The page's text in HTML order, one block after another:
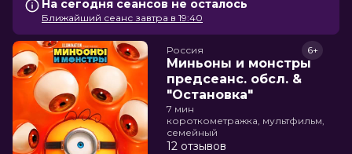
На сегодня сеансов не осталось
Ближайший сеанс завтра в 19:40
Россия
Миньоны и монстры
предсеанс. обсл. &
"Остановка"
6+
7 мин
короткометражка, мультфильм,
семейный
12 отзывов